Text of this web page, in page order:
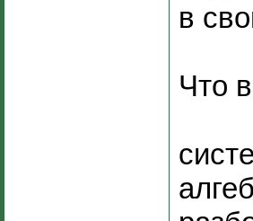
в
Что